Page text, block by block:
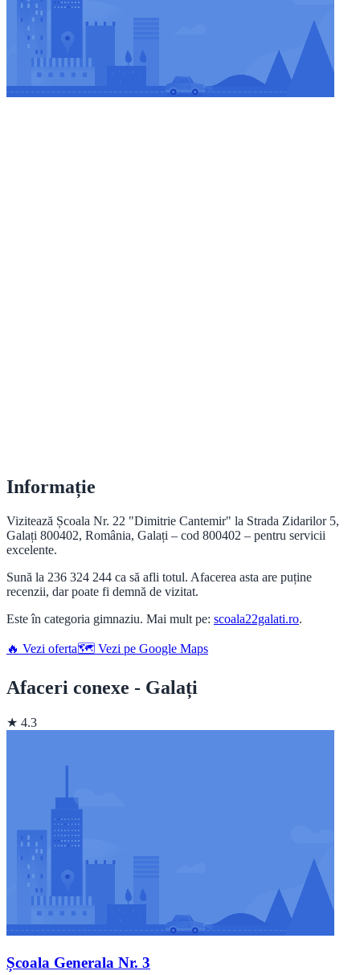
Informație
Vizitează Școala Nr. 22 "Dimitrie Cantemir" la Strada Zidarilor 5,
Galați 800402, România, Galați – cod 800402 – pentru servicii
excelente.
Sună la 236 324 244 ca să afli totul. Afacerea asta are puține
recenzii, dar poate fi demnă de vizitat.
Este în categoria gimnaziu. Mai mult pe: scoala22galati.ro.
🔥 Vezi oferta🗺️ Vezi pe Google Maps
Afaceri conexe - Galați
★ 4.3
Școala Generala Nr. 3